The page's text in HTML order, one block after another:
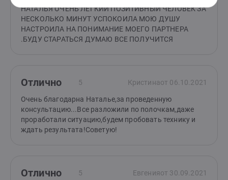
НАТАЛЬЯ ОЧЕНЬ ЛЕГКИЙ ПОЗИТИВНЫЙ ЧЕЛОВЕК ЗА
НЕСКОЛЬКО МИНУТ УСПОКОИЛА МОЮ ДУШУ
НАСТРОИЛА НА ПОНИМАНИЕ МОЕГО ПАРТНЕРА
.БУДУ СТАРАТЬСЯ ДУМАЮ ВСЕ ПОЛУЧИТСЯ
Отлично 5 Кристинаот 06.10.2021
Очень благодарна Наталье,за проведенную
консультацию...Все разложили по полочкам,даже
проработали ситуацию,будем пробовать технику и
ждать результата!Советую!
Отлично 5 Евгенияот 30.09.2021